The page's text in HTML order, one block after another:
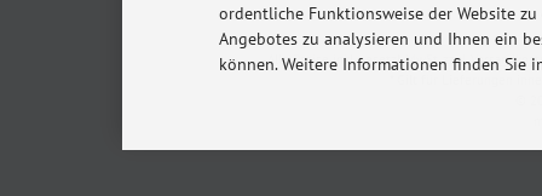
Alle Preise inkl. gesetzl. MwSt. zzgl.
©
ordentliche Funktionsweise der Website
Angebotes zu analysieren und Ihnen ein
können. Weitere Informationen finden Sie